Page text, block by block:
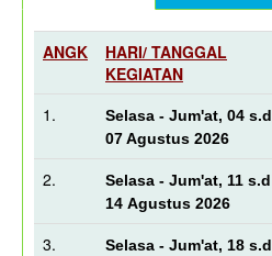
ANGK
HARI/ TANGGAL
KEGIATAN
1.
Selasa - Jum'at, 04 s.d
07 Agustus 2026
2.
Selasa - Jum'at, 11 s.d
14 Agustus 2026
3.
Selasa - Jum'at, 18 s.d